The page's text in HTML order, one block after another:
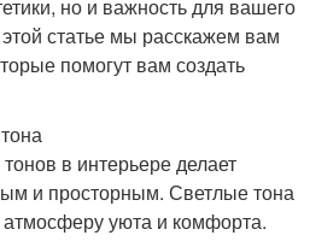
но и важность для вашего
статье мы расскажем вам
помогут вам создать
в интерьере делает
и просторным. Светлые тона
атмосферу уюта и комфорта.